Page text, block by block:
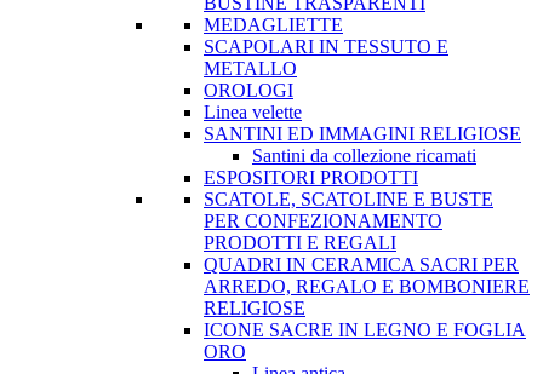
MEDAGLIETTE
SCAPOLARI IN TESSUTO E
METALLO
OROLOGI
Linea velette
SANTINI ED IMMAGINI RELIGIOSE
Santini da collezione ricamati
ESPOSITORI PRODOTTI
SCATOLE, SCATOLINE E BUSTE
PER CONFEZIONAMENTO
PRODOTTI E REGALI
QUADRI IN CERAMICA SACRI PER
ARREDO, REGALO E BOMBONIERE
RELIGIOSE
ICONE SACRE IN LEGNO E FOGLIA
ORO